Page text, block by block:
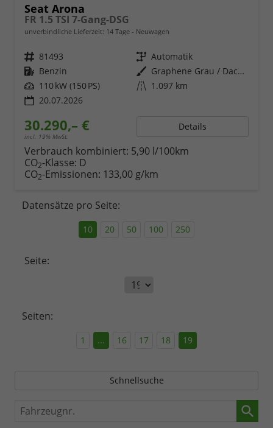
Seat Arona
FR 1.5 TSI 7-Gang-DSG
unverbindliche Lieferzeit: 14 Tage Neuwagen
Fahrzeugnr. 81493 Getriebe Automatik
Kraftstoff Benzin Außenfarbe
Graphene Grau / Dach in Midnight Schwarz Metallic
Leistung 110 kW (150 PS) Kilometerstand 1.097 km
20.07.2026
30.290,– €
incl. 19% MwSt.
Details
Verbrauch kombiniert: 5,90 l/100km
CO2-Klasse: D
CO2-Emissionen: 133,00 g/km
Datensätze pro Seite:
10 20 50 100 250
Seite:
Seiten:
1 ... 16 17 18 19
Schnellsuche
Fahrzeugnr.